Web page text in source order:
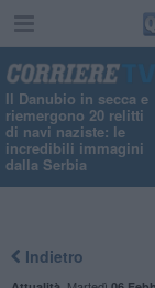
Il Danubio in secca e
riemergono 20 relitti
di navi naziste: le
incredibili immagini
dalla Serbia
Indietro